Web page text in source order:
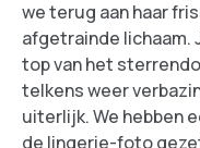
we terug aan haar
afgetrainde lichaam.
top van het
telkens weer
uiterlijk. We hebben
de lingerie-foto